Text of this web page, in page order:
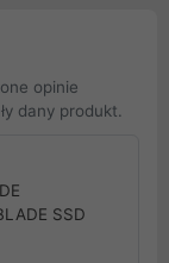
opinie
dany produkt.
SSD